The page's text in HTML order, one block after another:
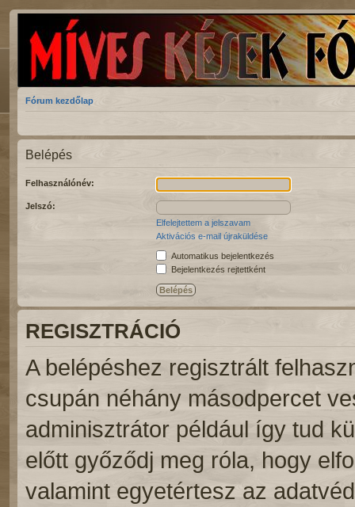
Fórum kezdőlap
Belépés
Felhasználónév:
Jelszó:
Elfelejtettem a jelszavam
Aktivációs e-mail újraküldése
Automatikus bejelentkezés
Bejelentkezés rejtettként
REGISZTRÁCIÓ
A belépéshez regisztrált
csupán néhány másodpercet
adminisztrátor például így tud
előtt győződj meg róla, hogy
valamint egyetértesz az